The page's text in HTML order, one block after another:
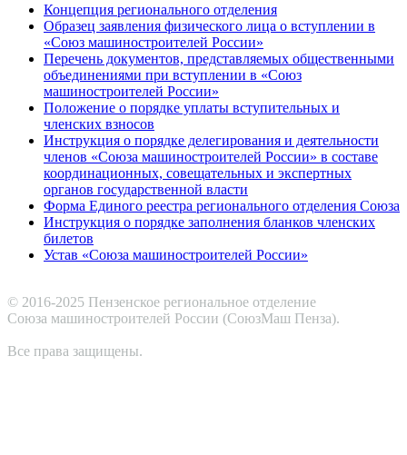
Концепция регионального отделения
Образец заявления физического лица о вступлении в
«Союз машиностроителей России»
Перечень документов, представляемых общественными
объединениями при вступлении в «Союз
машиностроителей России»
Положение о порядке уплаты вступительных и
членских взносов
Инструкция о порядке делегирования и деятельности
членов «Союза машиностроителей России» в составе
координационных, совещательных и экспертных
органов государственной власти
Форма Единого реестра регионального отделения Союза
Инструкция о порядке заполнения бланков членских
билетов
Устав «Союза машиностроителей России»
© 2016-2025 Пензенское региональное отделение
Cоюза машиностроителей России (СоюзМаш Пенза).
Все права защищены.